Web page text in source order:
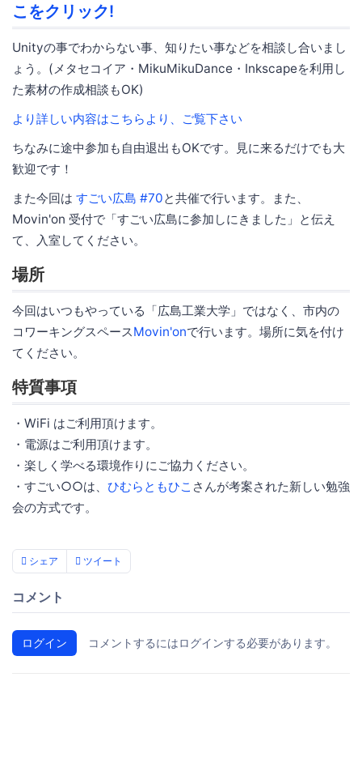
こをクリック!
Unityの事でわからない事、知りたい事などを相談し合いまし
ょう。(メタセコイア・MikuMikuDance・Inkscapeを利用し
た素材の作成相談もOK)
より詳しい内容はこちらより、ご覧下さい
ちなみに途中参加も自由退出もOKです。見に来るだけでも大
歓迎です！
また今回は すごい広島 #70と共催で行います。また、
Movin'on 受付で「すごい広島に参加しにきました」と伝え
て、入室してください。
場所
今回はいつもやっている「広島工業大学」ではなく、市内の
コワーキングスペースMovin'onで行います。場所に気を付け
てください。
特質事項
・WiFi はご利用頂けます。
・電源はご利用頂けます。
・楽しく学べる環境作りにご協力ください。
・すごい○○は、 ひむらともひこ さんが考案された新しい勉強
会の方式です。
シェア ツイート
コメント
ログイン コメントするにはログインする必要があります。